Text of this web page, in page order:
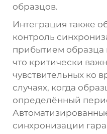
образцов.
Интеграция также
контроль
прибытием образца
что критически
чувствительных ко
случаях, когда
определённый
синхронизации